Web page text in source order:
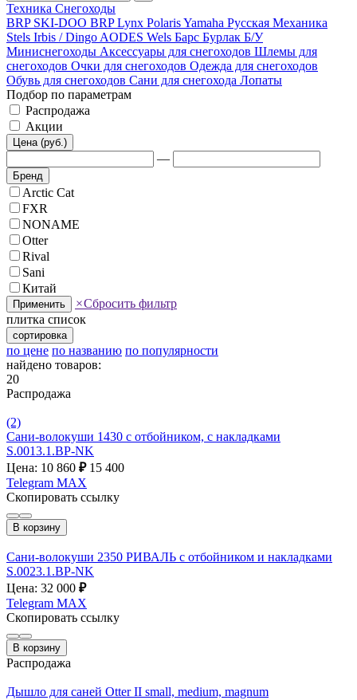
Техника Снегоходы
BRP SKI-DOO BRP Lynx PolarisYamaha Русская Механика
Stels Irbis / Dingo AODES Wels Барс Бурлак Б/У
Миниснегоходы Аксессуары для снегоходов Шлемы для
снегоходов Очки для снегоходов Одежда для снегоходов
Обувь для снегоходов Сани для снегохода Лопаты
Подбор по параметрам
Распродажа
Акции
Цена (руб.)
—
Бренд
Arctic Cat
FXR
NONAME
Otter
Rival
Sani
Китай
Применить ×Сбросить фильтр
плитка список
сортировка
по цене по названию по популярности
найдено товаров:
20
Распродажа
(2)
Сани-волокуши 1430 с отбойником, с накладками
S.0013.1.BP-NK
Цена: 10 860 ₽ 15 400
Telegram MAX
Скопировать ссылку
В корзину
Сани-волокуши 2350 РИВАЛЬ с отбойником и накладками
S.0023.1.ВР-NK
Цена: 32 000 ₽
Telegram MAX
Скопировать ссылку
В корзину
Распродажа
Дышло для саней Otter II small, medium, magnum